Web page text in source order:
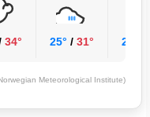
34° 25° / 31° 25°
Meteorological Institute)